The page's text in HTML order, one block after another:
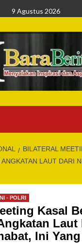
9 Agustus 2026
BILATERAL
LAUT DARI
- POLRI
Kasal
Laut
Ini